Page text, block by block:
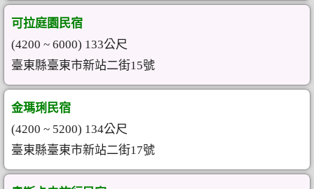
可拉庭園民宿
(4200 ~ 6000) 133公尺
臺東縣臺東市新站二街15號
金瑪琍民宿
(4200 ~ 5200) 134公尺
臺東縣臺東市新站二街17號